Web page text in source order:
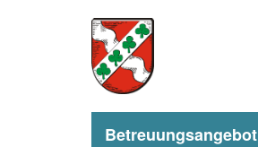
Betreuungsangebot